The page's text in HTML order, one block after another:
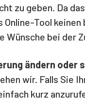
zu geben. Da
Online-Tool
Wünsche bei der
ändern oder
wir. Falls Sie
kurz